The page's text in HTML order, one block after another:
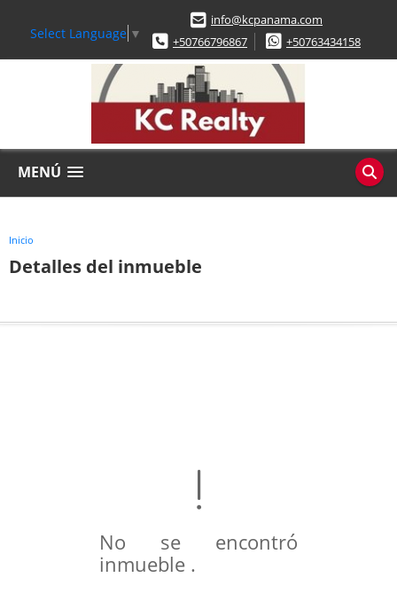
Select Language ▼
info@kcpanama.com
+50766796867
+50763434158
MENÚ
Inicio
Detalles del inmueble
No se encontró
inmueble .